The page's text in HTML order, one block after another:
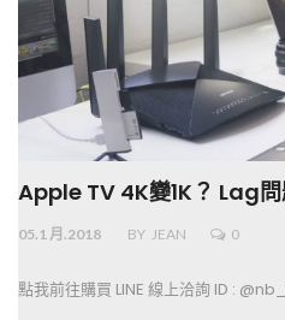
Apple TV 4K變1K？ Lag問
05.1 月.2018 BY JEAN 0
點我前往購買 LINE 線上洽詢 ID :